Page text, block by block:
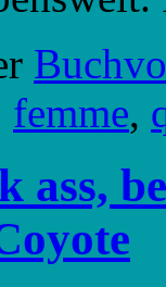
femme,
ass,